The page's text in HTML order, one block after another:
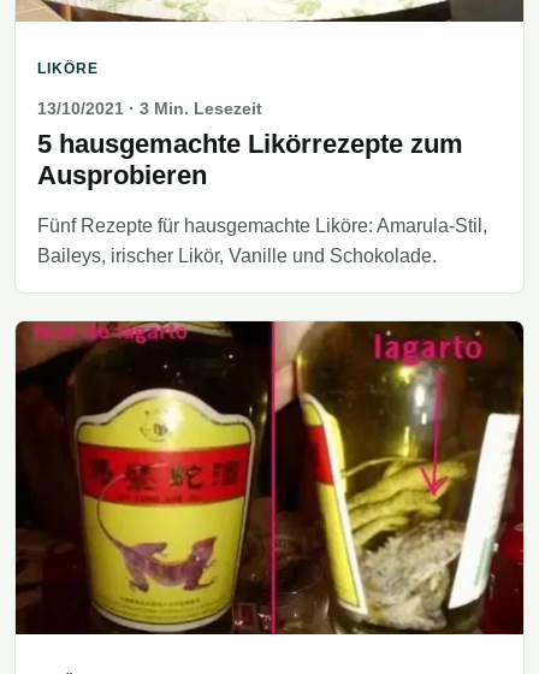
LIKÖRE
13/10/2021 · 3 Min. Lesezeit
5 hausgemachte Likörrezepte zum
Ausprobieren
Fünf Rezepte für hausgemachte Liköre: Amarula-Stil,
Baileys, irischer Likör, Vanille und Schokolade.